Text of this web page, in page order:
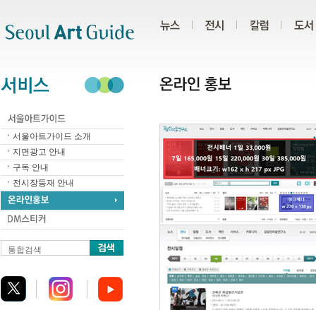
서울아트가이드 소개
지면광고 안내
구독 안내
전시장등재 안내
통합검색